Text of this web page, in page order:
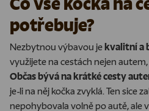
Co vše kočka na
potřebuje?
Nezbytnou výbavou jekvalitní a
využijete na cestách nejen
Občas bývá na krátké cesty
je-li na něj kočka zvyklá. Ten sice
nepohybovala volně po autě, ale